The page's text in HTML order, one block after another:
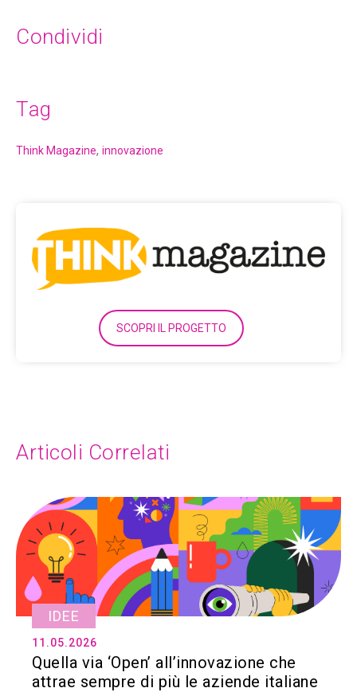
Condividi
Tag
Think Magazine, innovazione
SCOPRI IL PROGETTO
Articoli Correlati
IDEE
11.05.2026
Quella via ‘Open’ all’innovazione che
attrae sempre di più le aziende italiane